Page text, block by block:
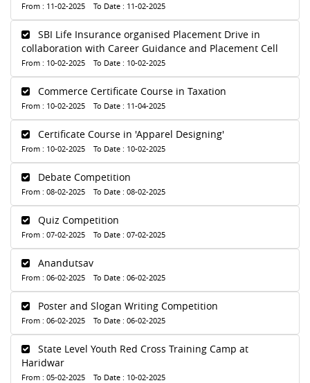
From : 11-02-2025 To Date : 11-02-2025
SBI Life Insurance organised Placement Drive in
collaboration with Career Guidance and Placement Cell
From : 10-02-2025 To Date : 10-02-2025
Commerce Certificate Course in Taxation
From : 10-02-2025 To Date : 11-04-2025
Certificate Course in 'Apparel Designing'
From : 10-02-2025 To Date : 10-02-2025
Debate Competition
From : 08-02-2025 To Date : 08-02-2025
Quiz Competition
From : 07-02-2025 To Date : 07-02-2025
Anandutsav
From : 06-02-2025 To Date : 06-02-2025
Poster and Slogan Writing Competition
From : 06-02-2025 To Date : 06-02-2025
State Level Youth Red Cross Training Camp at
Haridwar
From : 05-02-2025 To Date : 10-02-2025